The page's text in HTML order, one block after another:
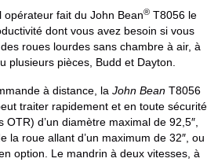
opérateur fait du John Bean® T8056 le
dont vous avez besoin si vous
roues lourdes sans chambre à air, à
plusieurs pièces, Budd et Dayton.
à distance, la John Bean T8056
traiter rapidement et en toute sécurité
d’un diamètre maximal de 92,5″,
la roue allant d’un maximum de 32″, ou
option. Le mandrin à deux vitesses, à